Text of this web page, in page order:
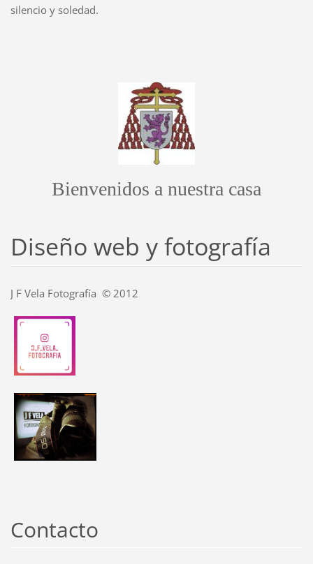
silencio y soledad.
Bienvenidos a nuestra casa
Diseño web y fotografía
J F Vela Fotografía © 2012
Contacto